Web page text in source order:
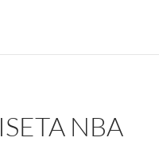
NBA